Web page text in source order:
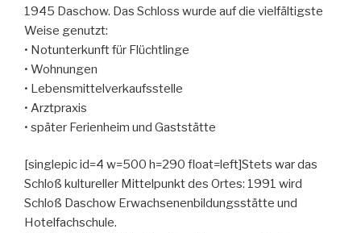
1945 Daschow. Das Schloss wurde auf die vielfältigste
Weise genutzt:
• Notunterkunft für Flüchtlinge
• Wohnungen
• Lebensmittelverkaufsstelle
• Arztpraxis
• später Ferienheim und Gaststätte
[singlepic id=4 w=500 h=290 float=left]Stets war das
Schloß kultureller Mittelpunkt des Ortes: 1991 wird
Schloß Daschow Erwachsenenbildungsstätte und
Hotelfachschule.